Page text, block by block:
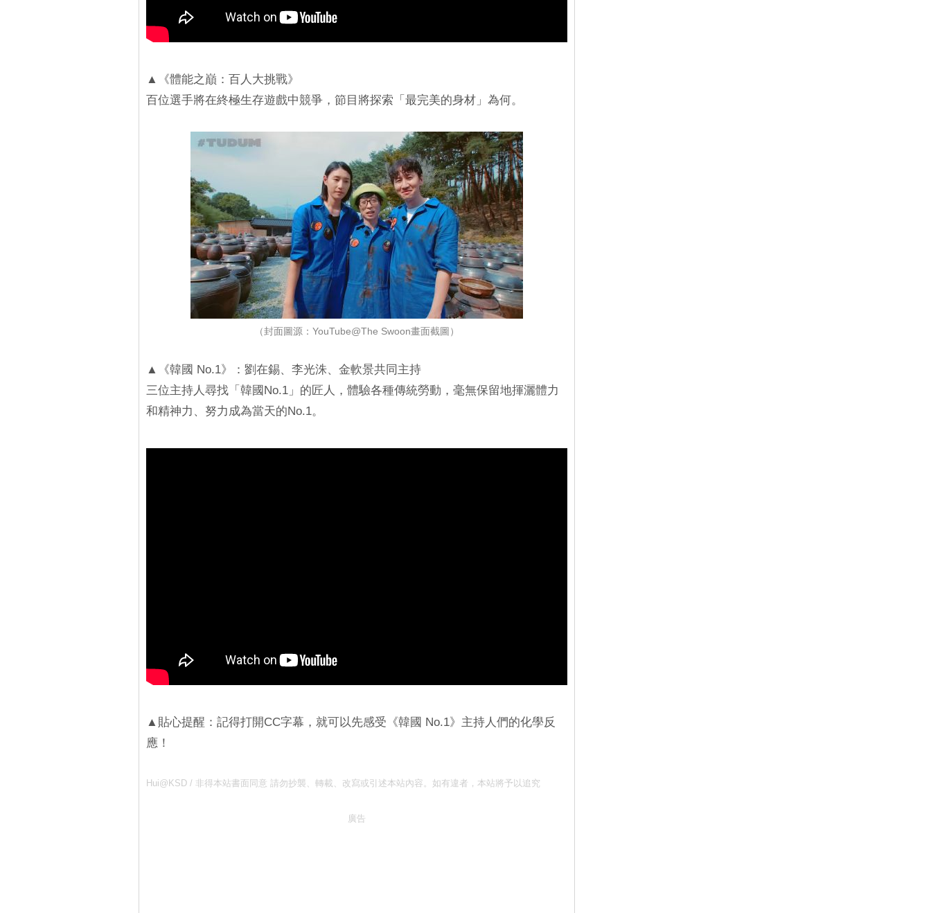
▲《體能之巔：百人大挑戰》
百位選手將在終極生存遊戲中競爭，節目將探索「最完美的身材」為何。
（封面圖源：YouTube@The Swoon畫面截圖）
▲《韓國 No.1》：劉在錫、李光洙、金軟景共同主持
三位主持人尋找「韓國No.1」的匠人，體驗各種傳統勞動，毫無保留地揮灑體力
和精神力、努力成為當天的No.1。
▲貼心提醒：記得打開CC字幕，就可以先感受《韓國 No.1》主持人們的化學反
應！
Hui@KSD / 非得本站書面同意 請勿抄襲、轉載、改寫或引述本站內容。如有違者，本站將予以追究
廣告